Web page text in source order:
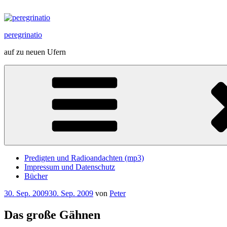
Inhalt
peregrinatio
auf zu neuen Ufern
Predigten und Radioandachten (mp3)
Impressum und Datenschutz
Bücher
Veröffentlicht
30. Sep. 200930. Sep. 2009 von Peter
Das große Gähnen